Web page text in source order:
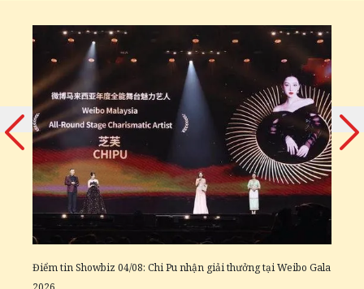
Điểm tin Showbiz 04/08: Chi Pu nhận giải thưởng tại Weibo Gala
2026
Nghe